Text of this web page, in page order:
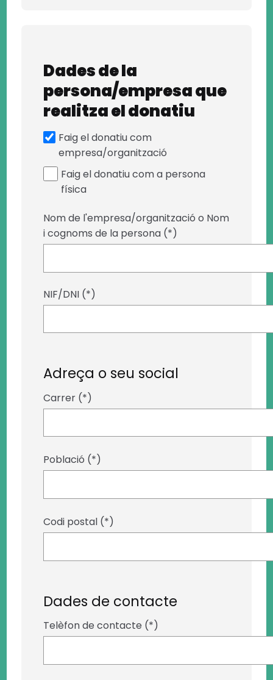
Dades de la
persona/empresa que
realitza el donatiu
Faig el donatiu com
empresa/organització
Faig el donatiu com a persona
física
Nom de l'empresa/organització o Nom
i cognoms de la persona (*)
NIF/DNI (*)
Adreça o seu social
Carrer (*)
Població (*)
Codi postal (*)
Dades de contacte
Telèfon de contacte (*)